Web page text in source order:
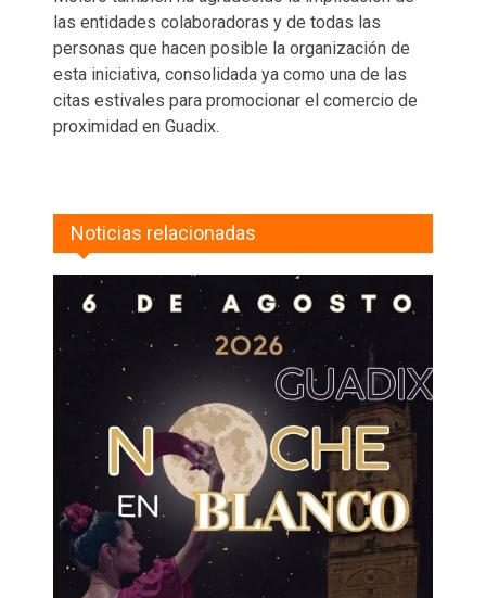
las entidades colaboradoras y de todas las
personas que hacen posible la organización de
esta iniciativa, consolidada ya como una de las
citas estivales para promocionar el comercio de
proximidad en Guadix.
Noticias relacionadas